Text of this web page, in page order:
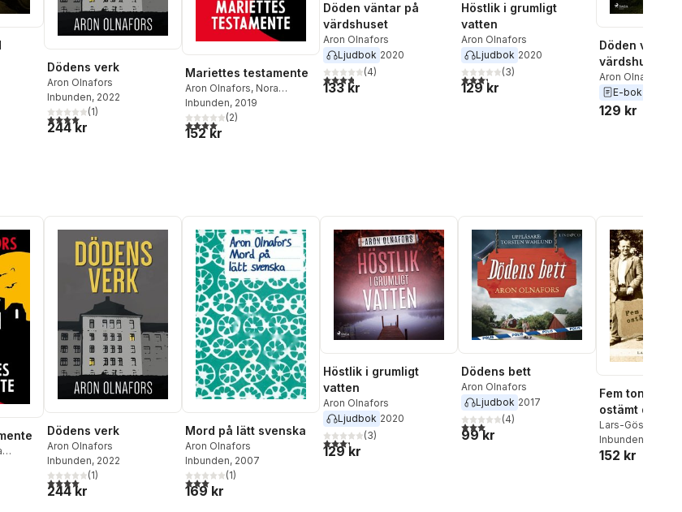
antal röster:
Dödens verk
Aron Olnafors
Inbunden, 2022
4,0utav 5 stjärnor. Totalt antal röster:
(1)
244 kr
Mariettes testamente
Aron Olnafors, Nora
Olnafors
Inbunden, 2019
4,0utav 5 stjärnor. Totalt antal röster:
(2)
152 kr
Döden väntar på
värdshuset
Aron Olnafors
Ljudbok 2020
3,8utav 5 stjärnor. Totalt antal röster:
(4)
133 kr
Höstlik i grumligt
vatten
Aron Olnafors
Ljudbok 2020
3,3utav 5 stjärnor. Totalt antal röster:
(3)
129 kr
Döden väntar
värdshuset
Aron Olnafors
E-bok
129 kr
antal röster:
Dödens verk
Aron Olnafors
Inbunden, 2022
4,0utav 5 stjärnor. Totalt antal röster:
(1)
244 kr
Mord på lätt svenska
Aron Olnafors
Inbunden, 2007
3,0utav 5 stjärnor. Totalt antal röster:
(1)
169 kr
Höstlik i grumligt
vatten
Aron Olnafors
Ljudbok 2020
3,3utav 5 stjärnor. Totalt antal röster:
(3)
129 kr
Dödens bett
Aron Olnafors
Ljudbok 2017
3,0utav 5 stjärnor. Totalt antal röster:
(4)
99 kr
Fem toner
ostämt
Lars-Gösta
Inbunden
152 kr